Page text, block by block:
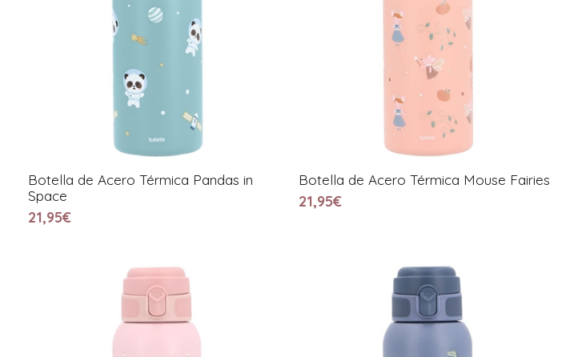
Botella de Acero Térmica Pandas in
Space
21,95€
Botella de Acero Térmica Mouse Fairies
21,95€